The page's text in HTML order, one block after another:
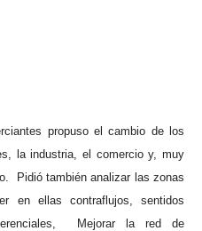
propuso el cambio de los
la industria, el comercio y, muy
Pidió también analizar las zonas
en ellas contraflujos, sentidos
Mejorar la red de